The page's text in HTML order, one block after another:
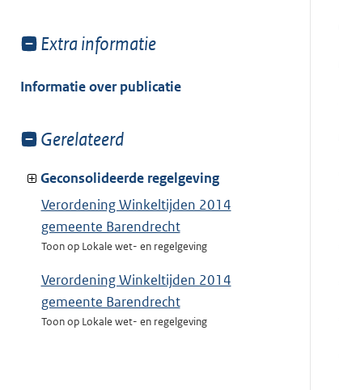
Toon
van:
Extra informatie
Informatie over publicatie
Toon
van:
Gerelateerd
Geconsolideerde regelgeving
Verordening Winkeltijden 2014
gemeente Barendrecht
Toon op Lokale wet- en regelgeving
Verordening Winkeltijden 2014
gemeente Barendrecht
Toon op Lokale wet- en regelgeving